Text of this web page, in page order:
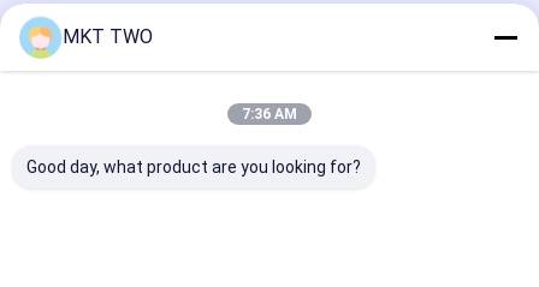
Empfohlene Produkte
MKT TWO
7:36 AM
Good day, what product are you looking for?